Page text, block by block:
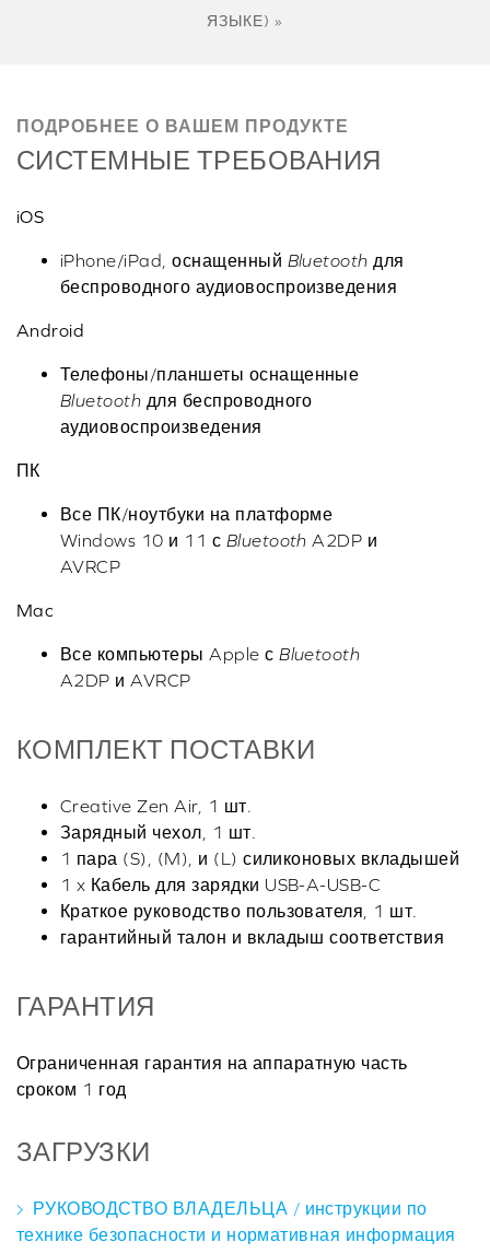
ЯЗЫКЕ) »
ПОДРОБНЕЕ О ВАШЕМ ПРОДУКТЕ
СИСТЕМНЫЕ ТРЕБОВАНИЯ
iOS
iPhone/iPad, оснащенный Bluetooth для
беспроводного аудиовоспроизведения
Android
Телефоны/планшеты оснащенные
Bluetooth для беспроводного
аудиовоспроизведения
ПК
Все ПК/ноутбуки на платформе
Windows 10 и 11 с Bluetooth A2DP и
AVRCP
Mac
Все компьютеры Apple сBluetooth
A2DP и AVRCP
КОМПЛЕКТ ПОСТАВКИ
Creative Zen Air, 1 шт.
Зарядный чехол, 1 шт.
1 пара (S), (M), и (L) силиконовых вкладышей
1 x Кабель для зарядки USB-A-USB-C
Краткое руководство пользователя, 1 шт.
гарантийный талон и вкладыш соответствия
ГАРАНТИЯ
Ограниченная гарантия на аппаратную часть
сроком 1 год
ЗАГРУЗКИ
РУКОВОДСТВО ВЛАДЕЛЬЦА / инструкции по
технике безопасности и нормативная информация